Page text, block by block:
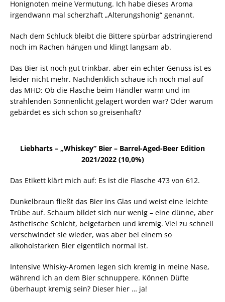
Honignoten meine Vermutung. Ich habe dieses Aroma
irgendwann mal scherzhaft „Alterungshonig“ genannt.
Nach dem Schluck bleibt die Bittere spürbar adstringierend
noch im Rachen hängen und klingt langsam ab.
Das Bier ist noch gut trinkbar, aber ein echter Genuss ist es
leider nicht mehr. Nachdenklich schaue ich noch mal auf
das MHD: Ob die Flasche beim Händler warm und im
strahlenden Sonnenlicht gelagert worden war? Oder warum
gebärdet es sich schon so greisenhaft?
Liebharts – „Whiskey” Bier – Barrel-Aged-Beer Edition
2021/2022 (10,0%)
Das Etikett klärt mich auf: Es ist die Flasche 473 von 612.
Dunkelbraun fließt das Bier ins Glas und weist eine leichte
Trübe auf. Schaum bildet sich nur wenig – eine dünne, aber
ästhetische Schicht, beigefarben und kremig. Viel zu schnell
verschwindet sie wieder, was aber bei einem so
alkoholstarken Bier eigentlich normal ist.
Intensive Whisky-Aromen legen sich kremig in meine Nase,
während ich an dem Bier schnuppere. Können Düfte
überhaupt kremig sein? Dieser hier … ja!